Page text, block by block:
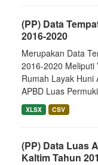
(PP) Data
2016-2020
Merupakan Data
2016-2020 Meliputi
Rumah Layak Huni
APBD Luas
XLSX CSV
(PP) Data Luas
Kaltim Tahun